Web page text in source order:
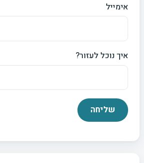
אימייל
איך נוכל לעזור?